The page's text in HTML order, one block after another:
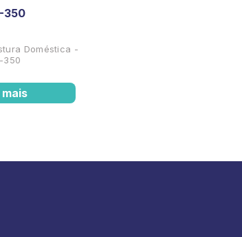
350
Doméstica -
350